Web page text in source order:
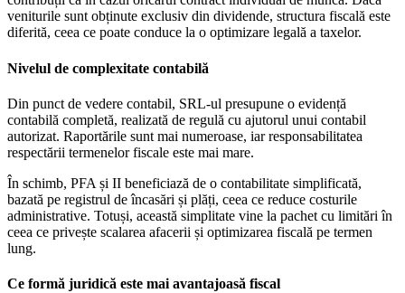
veniturile sunt obținute exclusiv din dividende, structura fiscală este
diferită, ceea ce poate conduce la o optimizare legală a taxelor.
Nivelul de complexitate contabilă
Din punct de vedere contabil, SRL-ul presupune o evidență
contabilă completă, realizată de regulă cu ajutorul unui contabil
autorizat. Raportările sunt mai numeroase, iar responsabilitatea
respectării termenelor fiscale este mai mare.
În schimb, PFA și II beneficiază de o contabilitate simplificată,
bazată pe registrul de încasări și plăți, ceea ce reduce costurile
administrative. Totuși, această simplitate vine la pachet cu limitări în
ceea ce privește scalarea afacerii și optimizarea fiscală pe termen
lung.
Ce formă juridică este mai avantajoasă fiscal